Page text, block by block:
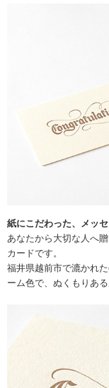
紙にこだわった、メッ
あなたから大切な人へ
カードです。
福井県越前市で漉かれ
ーム色で、ぬくもりあ